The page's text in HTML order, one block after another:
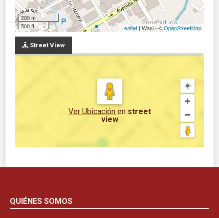
200 m
500 ft
Leaflet | Wasi - ©OpenStreetMap
Street View
Ver Ubicación en street
view
QUIÉNES SOMOS